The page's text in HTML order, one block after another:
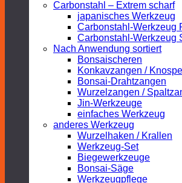
Carbonstahl – Extrem scharf
japanisches Werkzeug
Carbonstahl-Werkzeug
Carbonstahl-Werkzeug
Nach Anwendung sortiert
Bonsaischeren
Konkavzangen /
Bonsai-Drahtzangen
Wurzelzangen /
Jin-Werkzeuge
einfaches Werkzeug
anderes Werkzeug
Wurzelhaken / Krallen
Werkzeug-Set
Biegewerkzeuge
Bonsai-Säge
Werkzeugpflege